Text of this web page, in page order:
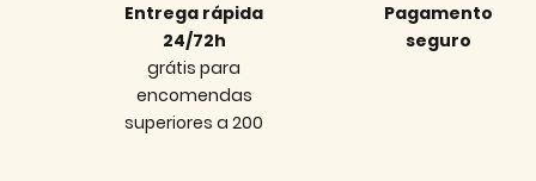
Entrega rápida
24/72h
grátis para
encomendas
superiores a 200
Pagamento
seguro